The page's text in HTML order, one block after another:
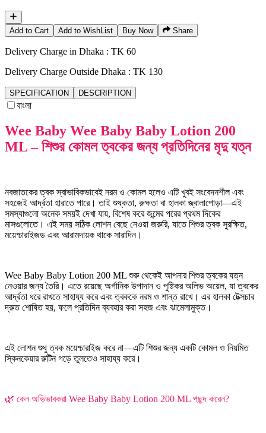
Add to Cart Add to WishList Buy Now Share
Delivery Charge in Dhaka : TK 60
Delivery Charge Outside Dhaka : TK 130
SPECIFICATION DESCRIPTION
বাংলা
Wee Baby Wee Baby Baby Lotion 200
ML – শিশুর কোমল ত্বকের জন্য প্রতিদিনের মৃদু যত্ন
নবজাতকের ত্বক স্বাভাবিকভাবেই নরম ও কোমল হলেও এটি খুবই সংবেদনশীল এবং
সহজেই আর্দ্রতা হারাতে পারে। তাই শুষ্কতা, রুক্ষতা বা হালকা জ্বালাপোড়া—এই
সমস্যাগুলো অনেক সময়ই দেখা যায়, বিশেষ করে জন্মের পরের প্রথম দিকের
মাসগুলোতে। এই সময় সঠিক লোশন বেছে নেওয়া জরুরি, যাতে শিশুর ত্বক সুরক্ষিত,
ময়েশ্চারাইজড এবং আরামদায়ক থাকে সারাদিন।
Wee Baby Baby Lotion 200 ML শুরু থেকেই আপনার শিশুর ত্বকের যত্ন
নেওয়ার জন্য তৈরি। এতে রয়েছে অর্গানিক উপাদান ও পুষ্টিকর অলিভ অয়েল, যা ত্বকের
আর্দ্রতা ধরে রাখতে সাহায্য করে এবং ত্বককে নরম ও শান্ত রাখে। এর হালকা টেক্সচার
দ্রুত শোষিত হয়, ফলে প্রতিদিন ব্যবহার করা সহজ এবং ঝামেলামুক্ত।
এই লোশন শুধু ত্বক ময়েশ্চারাইজ করে না—এটি শিশুর জন্য একটি কোমল ও নিয়মিত
স্কিনকেয়ার রুটিন গড়ে তুলতেও সাহায্য করে।
🌿 কেন অভিভাবকরা Wee Baby Baby Lotion 200 ML পছন্দ করেন?